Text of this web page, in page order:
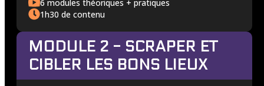
6 modules théoriques + pratiques
1h30 de contenu
MODULE 2 - SCRAPER ET
CIBLER LES BONS LIEUX